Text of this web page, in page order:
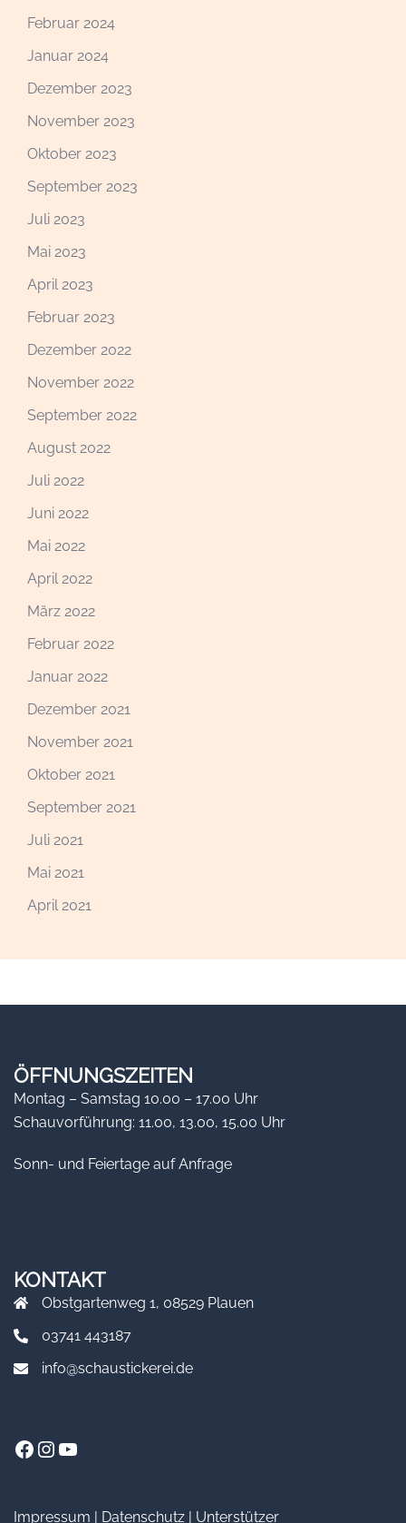
Februar 2024
Januar 2024
Dezember 2023
November 2023
Oktober 2023
September 2023
Juli 2023
Mai 2023
April 2023
Februar 2023
Dezember 2022
November 2022
September 2022
August 2022
Juli 2022
Juni 2022
Mai 2022
April 2022
März 2022
Februar 2022
Januar 2022
Dezember 2021
November 2021
Oktober 2021
September 2021
Juli 2021
Mai 2021
April 2021
ÖFFNUNGSZEITEN
Montag – Samstag 10.00 – 17.00 Uhr
Schauvorführung: 11.00, 13.00, 15.00 Uhr
Sonn- und Feiertage auf Anfrage
KONTAKT
Obstgartenweg 1, 08529 Plauen
03741 443187
info@schaustickerei.de
Facebook
Instagram
YouTube
Impressum | Datenschutz | Unterstützer